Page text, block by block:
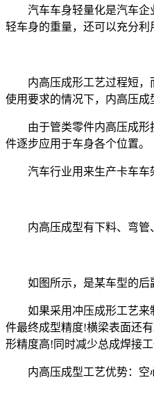
汽车车身轻量化是汽车
轻车身的重量，还可以充分利
内高压成形工艺过程短，而
使用要求的情况下，内高压成
由于管类零件内高压成形技
件逐步应用于车身各个位置。
汽车行业用来生产卡车车架
内高压成型有下料、弯管
如图所示，是某车型的后副
如果采用冲压成形工艺来制
件最终成型精度!横梁表面还
形精度高!同时减少总成焊接工
内高压成型工艺优势：空心